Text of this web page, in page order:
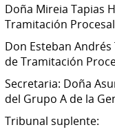
Doña Mireia Tapias
Tramitación
Don Esteban
de Tramitación
Secretaria: Doña
del Grupo A de la
Tribunal suplente: